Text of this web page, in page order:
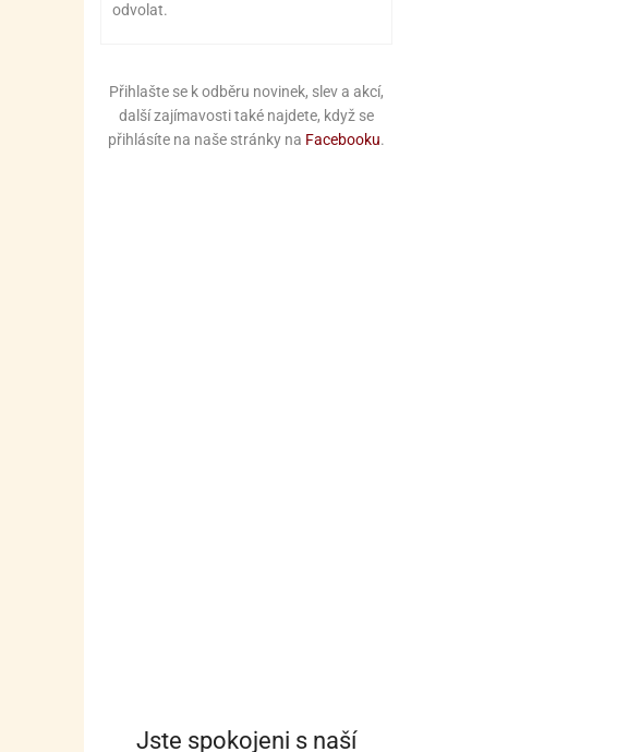
odvolat.
Přihlašte se k odběru novinek, slev a akcí,
další zajímavosti také najdete, když se
přihlásíte na naše stránky na Facebooku.
Jste spokojeni s naší